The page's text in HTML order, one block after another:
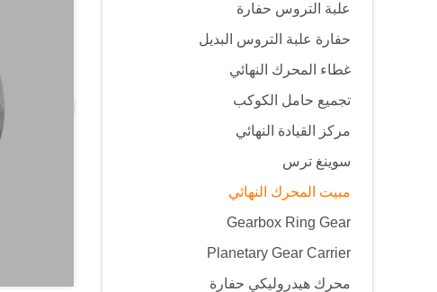
علبة التروس حفارة
حفارة علبة التروس البديل
غطاء المحرك النهائي
تجميع حامل الكوكب
مركز القيادة النهائي
سوينغ ترس
مبيت المحرك النهائي
Gearbox Ring Gear
Planetary Gear Carrier
محرك هيدروليكي حفارة